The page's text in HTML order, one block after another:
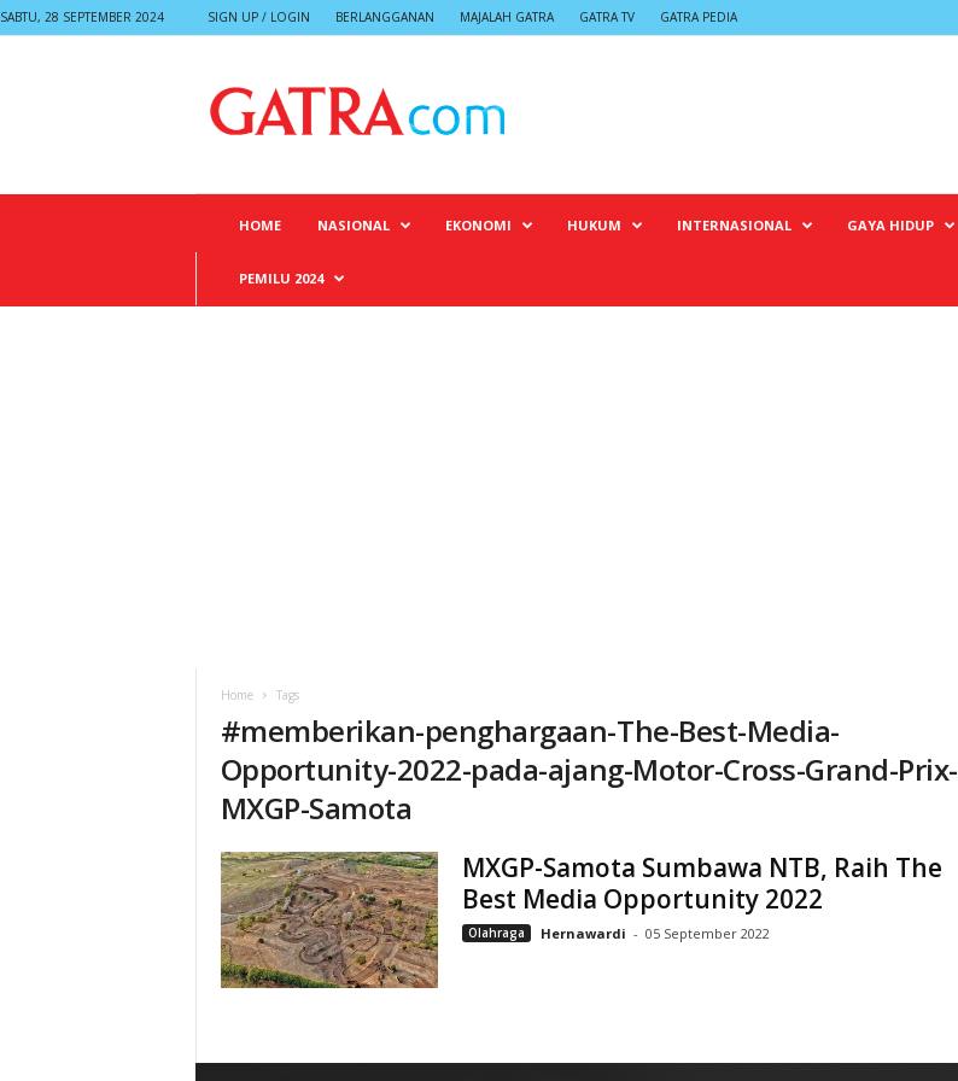
SABTU, 28 SEPTEMBER 2024 SIGN UP / LOGIN BERLANGGANAN MAJALAH GATRA GATRA TV GATRA PEDIA
HOME NASIONAL EKONOMI HUKUM INTERNASIONAL GAYA HIDUP
PEMILU 2024
Home Tags
#memberikan-penghargaan-The-Best-Media-
Opportunity-2022-pada-ajang-Motor-Cross-Grand-Prix-
MXGP-Samota
MXGP-Samota Sumbawa NTB, Raih The
Best Media Opportunity 2022
Olahraga Hernawardi - 05 September 2022